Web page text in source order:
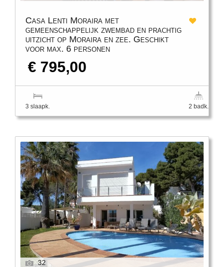
Casa Lenti Moraira met
gemeenschappelijk zwembad en prachtig
uitzicht op Moraira en zee. Geschikt
voor max. 6 personen
€ 795,00
3 slaapk. 2 badk.
32